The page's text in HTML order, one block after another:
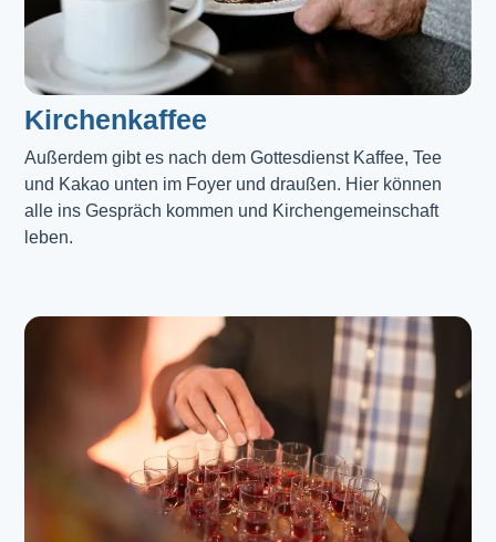
Kirchenkaffee
Außerdem gibt es nach dem Gottesdienst Kaffee, Tee
und Kakao unten im Foyer und draußen. Hier können
alle ins Gespräch kommen und Kirchengemeinschaft
leben.